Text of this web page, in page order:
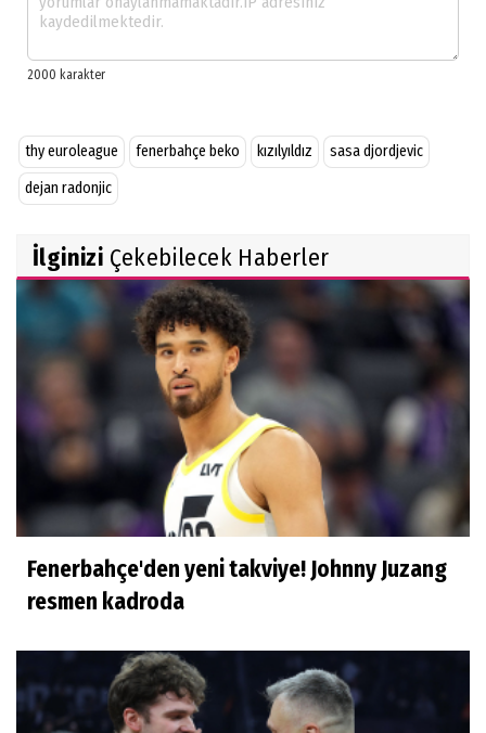
thy euroleague fenerbahçe beko kızılyıldız
sasa djordjevic
dejan radonjic
İlginizi Çekebilecek Haberler
Fenerbahçe'den yeni takviye! Johnny Juzang
resmen kadroda